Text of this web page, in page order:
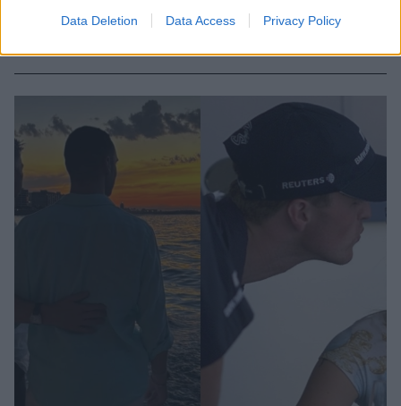
Data Deletion Data Access Privacy Policy
Ο ίδιος ο πρώην πιλότος της F1 αρνείται τις
κατηγορίες και λέει πως η Κόρα Σουμάχερ γνώριζε